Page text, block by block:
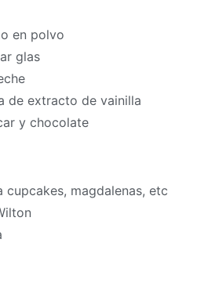
en polvo
glas
de extracto de vainilla
y chocolate
cupcakes, magdalenas, etc